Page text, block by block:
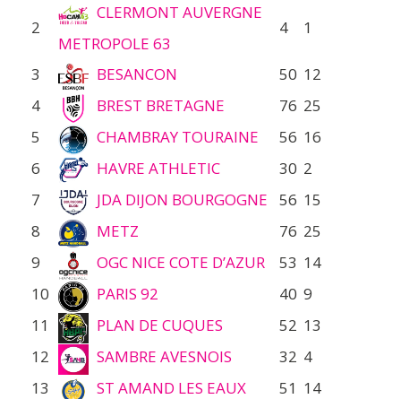
2
CLERMONT AUVERGNE
METROPOLE 63
4 1
3 BESANCON 50 12
4
BREST BRETAGNE 76 25
5
CHAMBRAY TOURAINE 56 16
6
HAVRE ATHLETIC 30 2
7
JDA DIJON BOURGOGNE 56 15
8
METZ 76 25
9
OGC NICE COTE D’AZUR 53 14
10
PARIS 92 40 9
11
PLAN DE CUQUES 52 13
12
SAMBRE AVESNOIS 32 4
13
ST AMAND LES EAUX 51 14